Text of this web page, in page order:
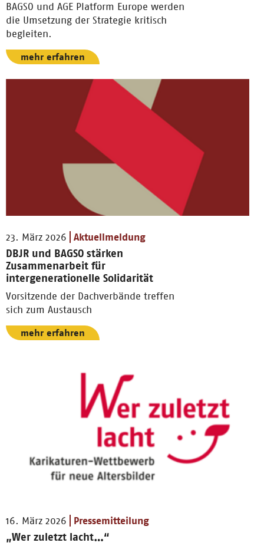
BAGSO und AGE Platform Europe werden
die Umsetzung der Strategie kritisch
begleiten.
mehr erfahren
23. März 2026 Aktuellmeldung
DBJR und BAGSO stärken
Zusammenarbeit für
intergenerationelle Solidarität
Vorsitzende der Dachverbände treffen
sich zum Austausch
mehr erfahren
16. März 2026 Pressemitteilung
„Wer zuletzt lacht…“